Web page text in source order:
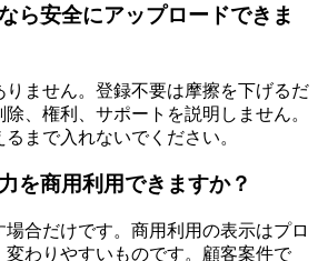
ら安全にアップロードできま
りません。登録不要は摩擦を下げるだ
、権利、サポートを説明しません。
まで入れないでください。
を商用利用できますか？
合だけです。商用利用の表示はプロ
わりやすいものです。顧客案件で